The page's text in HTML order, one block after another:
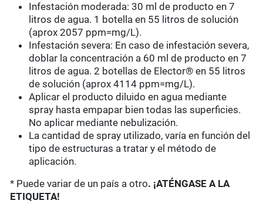
Infestación moderada: 30 ml de producto en 7
litros de agua. 1 botella en 55 litros de solución
(aprox 2057 ppm=mg/L).
Infestación severa: En caso de infestación severa,
doblar la concentración a 60 ml de producto en 7
litros de agua. 2 botellas de Elector® en 55 litros
de solución (aprox 4114 ppm=mg/L).
Aplicar el producto diluido en agua mediante
spray hasta empapar bien todas las superficies.
No aplicar mediante nebulización.
La cantidad de spray utilizado, varía en función del
tipo de estructuras a tratar y el método de
aplicación.
* Puede variar de un país a otro. ¡ATÉNGASE A LA
ETIQUETA!